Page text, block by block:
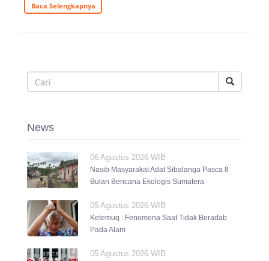
Baca Selengkapnya
News
06 Agustus 2026 WIB
Nasib Masyarakat Adat Sibalanga Pasca 8
Bulan Bencana Ekologis Sumatera
05 Agustus 2026 WIB
Ketemuq : Fenomena Saat Tidak Beradab
Pada Alam
05 Agustus 2026 WIB